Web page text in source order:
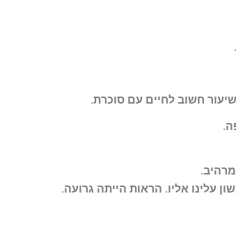
.
חשוב לחיים עם סוכרת.
.
.
עלינו אליו. הראות הייתה גרועה.